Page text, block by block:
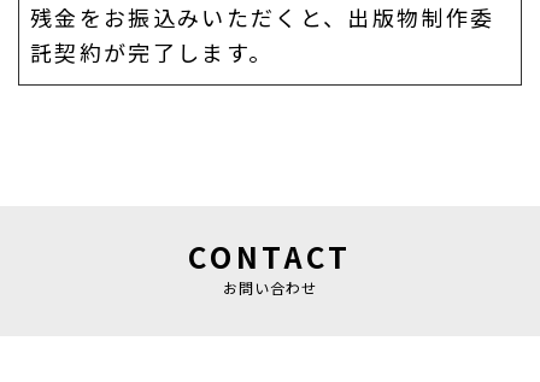
残金をお振込みいただくと、出版物制作委
託契約が完了します。
CONTACT
お問い合わせ